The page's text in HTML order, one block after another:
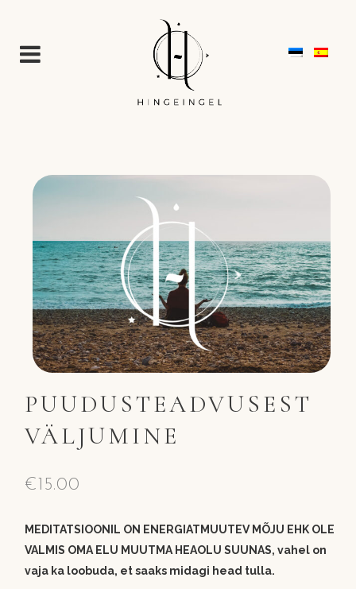
PUUDUSTEADVUSEST
VÄLJUMINE
€ 15.00
MEDITATSIOONIL ON ENERGIATMUUTEV MÕJU EHK OLE
VALMIS OMA ELU MUUTMA HEAOLU SUUNAS, vahel on
vaja ka loobuda, et saaks midagi head tulla.